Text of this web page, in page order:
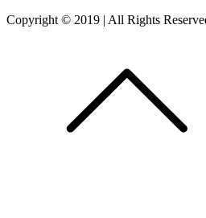
Copyright © 2019 | All Rights